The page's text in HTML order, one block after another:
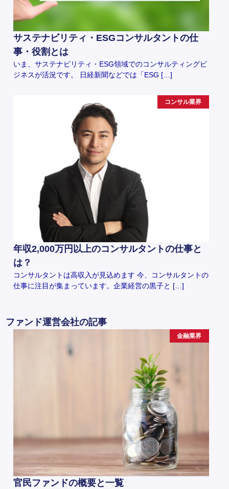
サステナビリティ・ESGコンサルタントの仕
事・役割とは
いま、サステナビリティ・ESG領域でのコンサルティングビ
ジネスが活況です。 日経新聞などでは「ESG […]
コンサル業界
年収2,000万円以上のコンサルタントの仕事と
は？
コンサルタントは高収入が見込めます 今、コンサルタントの
仕事に注目が集まっています。企業経営の黒子と […]
ファンド運営会社の記事
金融業界
官民ファンドの概要と一覧